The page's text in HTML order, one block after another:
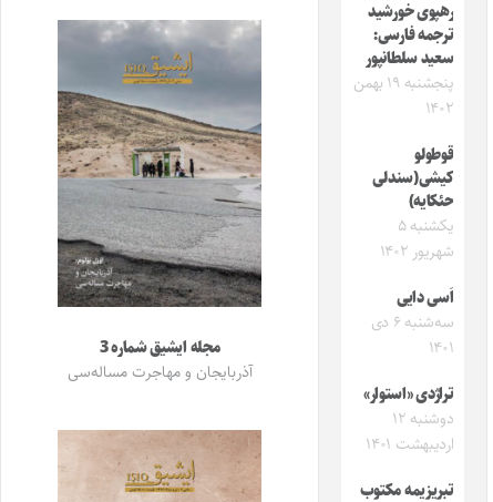
رهپوی خورشید
ترجمه فارسی:
سعید سلطانپور
پنجشنبه ۱۹ بهمن
۱۴۰۲
قوطولو
کیشی(سندلی
حئکایه)
یکشنبه ۵
شهریور ۱۴۰۲
اَسی دایی
سه‌شنبه ۶ دی
۱۴۰۱
تراژدی «استوار»
دوشنبه ۱۲
اردیبهشت ۱۴۰۱
تبریزیمه مکتوب
مجله ایشیق شماره 3
آذربایجان و مهاجرت مساله‌سی